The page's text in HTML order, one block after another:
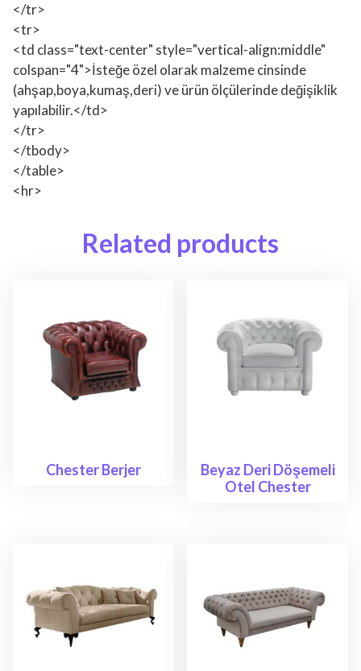
</tr>
<tr>
<td class="text-center" style="vertical-align:middle"
colspan="4">İsteğe özel olarak malzeme cinsinde
(ahşap,boya,kumaş,deri) ve ürün ölçülerinde değişiklik
yapılabilir.</td>
</tr>
</tbody>
</table>
<hr>
Related products
Chester Berjer
Beyaz Deri Döşemeli
Otel Chester